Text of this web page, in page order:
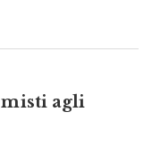
misti agli